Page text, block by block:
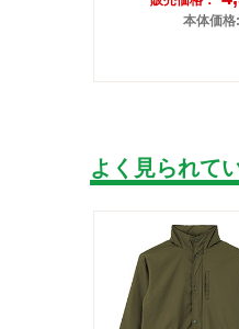
本体価格
よく見られて